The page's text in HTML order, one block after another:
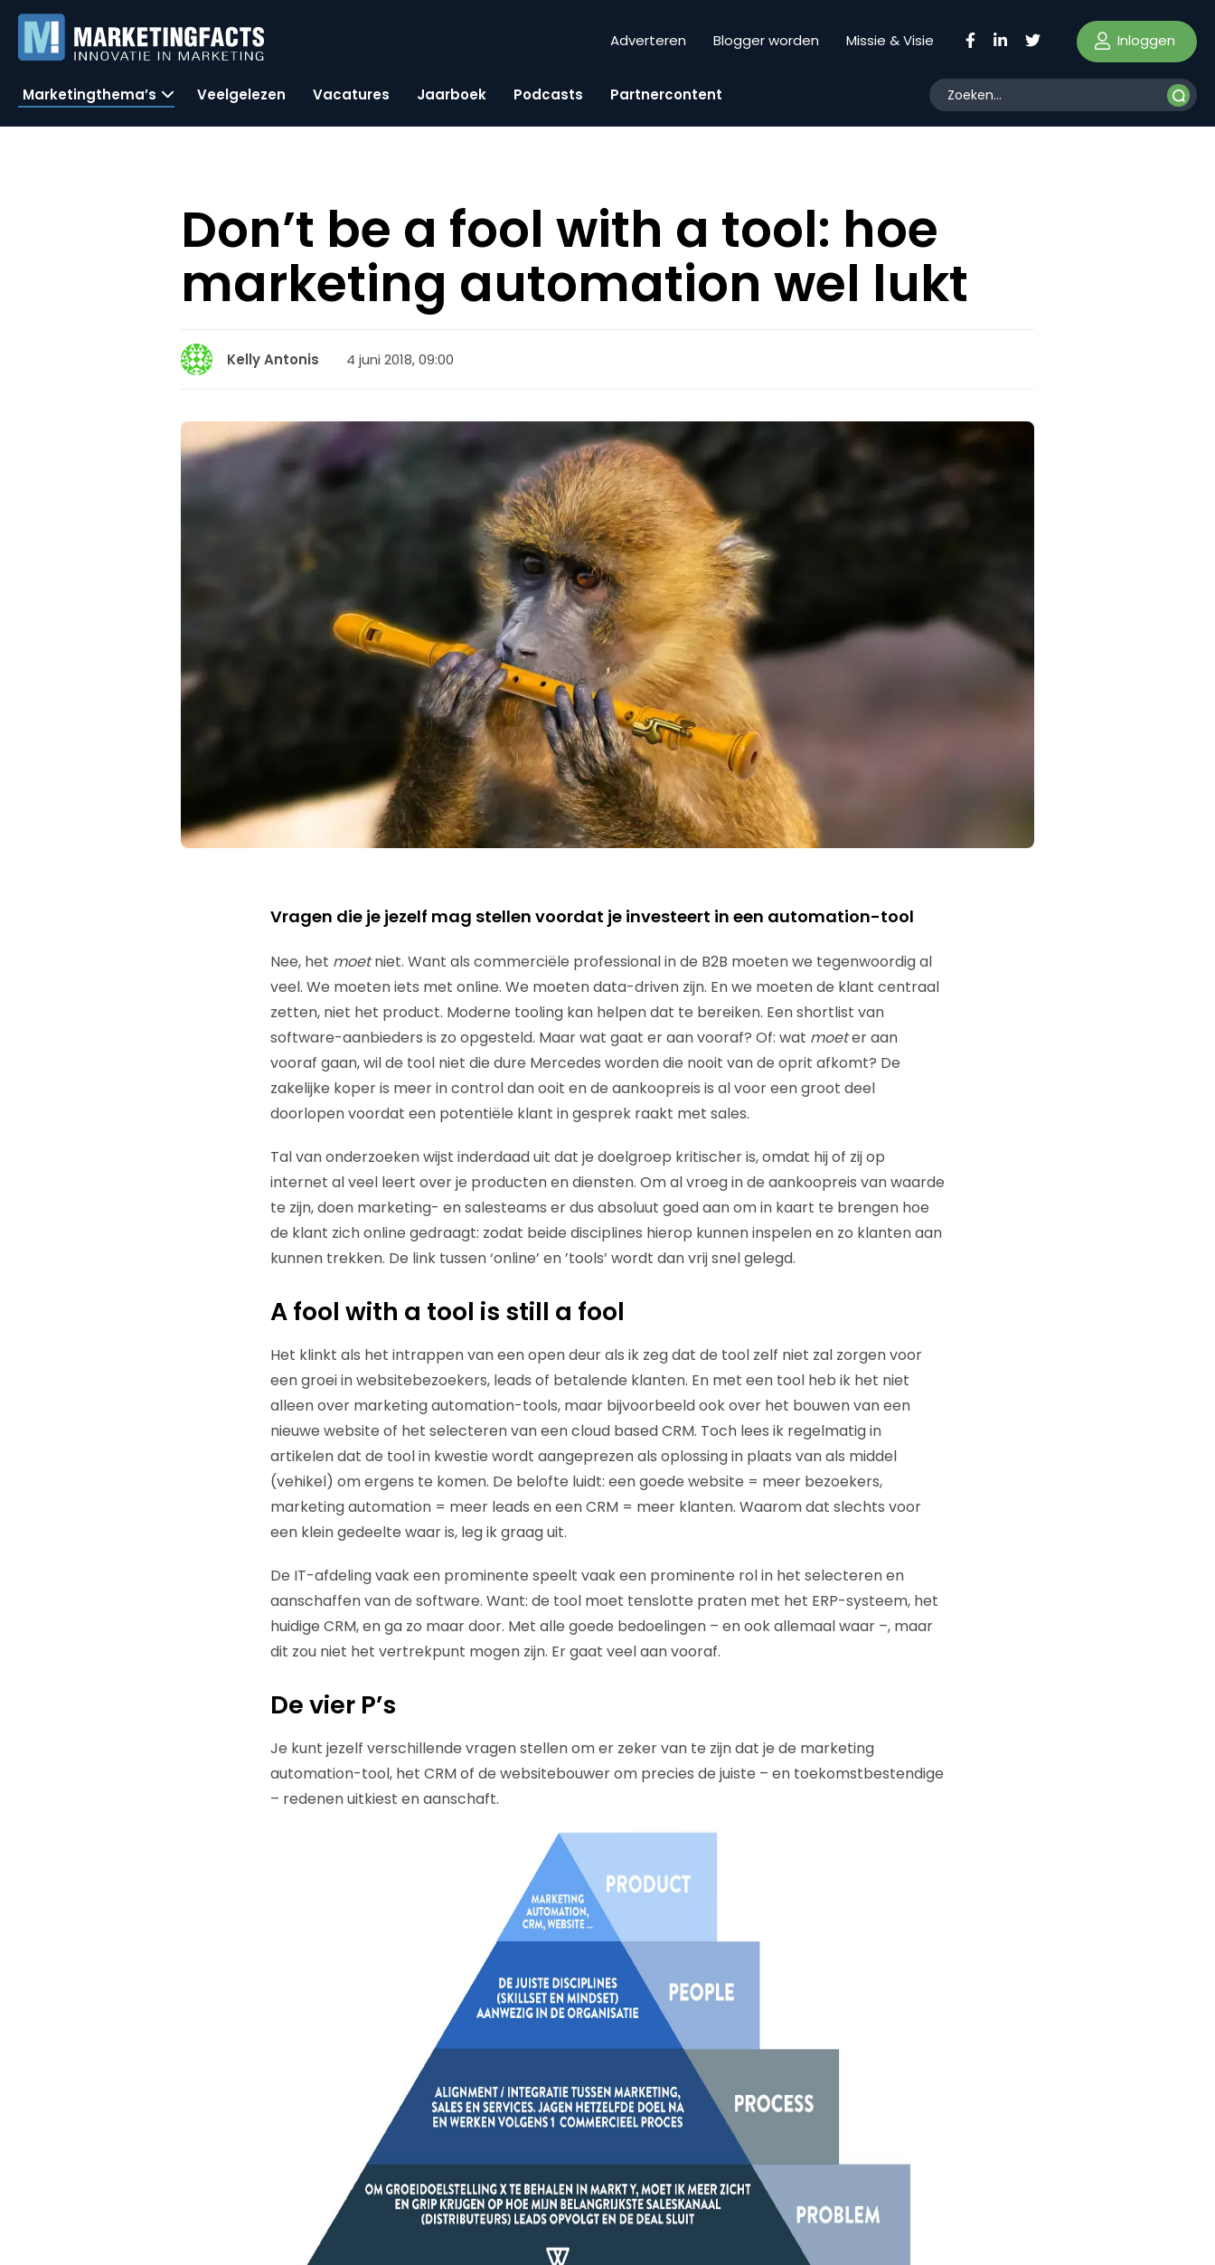
Adverteren Blogger worden Missie & Visie Inloggen
Marketingthema’s Veelgelezen Vacatures Jaarboek Podcasts Partnercontent
Don’t be a fool with a tool: hoe
marketing automation wel lukt
Kelly Antonis 4 juni 2018, 09:00
Vragen die je jezelf mag stellen voordat je investeert in een automation-tool
Nee, het moetniet. Want als commerciële professional in de B2B moeten we tegenwoordig al
veel. We moeten iets met online. We moeten data-driven zijn. En we moeten de klant centraal
zetten, niet het product. Moderne tooling kan helpen dat te bereiken. Een shortlist van
software-aanbieders is zo opgesteld. Maar wat gaat er aan vooraf? Of: wat moeter aan
vooraf gaan, wil de tool niet die dure Mercedes worden die nooit van de oprit afkomt? De
zakelijke koper is meer in control dan ooit en de aankoopreis is al voor een groot deel
doorlopen voordat een potentiële klant in gesprek raakt met sales.
Tal van onderzoeken wijst inderdaad uit dat je doelgroep kritischer is, omdat hij of zij op
internet al veel leert over je producten en diensten. Om al vroeg in de aankoopreis van waarde
te zijn, doen marketing- en salesteams er dus absoluut goed aan om in kaart te brengen hoe
de klant zich online gedraagt: zodat beide disciplines hierop kunnen inspelen en zo klanten aan
kunnen trekken. De link tussen ‘online’ en ’tools’ wordt dan vrij snel gelegd.
A fool with a tool is still a fool
Het klinkt als het intrappen van een open deur als ik zeg dat de tool zelf niet zal zorgen voor
een groei in websitebezoekers, leads of betalende klanten. En met een tool heb ik het niet
alleen over marketing automation-tools, maar bijvoorbeeld ook over het bouwen van een
nieuwe website of het selecteren van een cloud based CRM. Toch lees ik regelmatig in
artikelen dat de tool in kwestie wordt aangeprezen als oplossing in plaats van als middel
(vehikel) om ergens te komen. De belofte luidt: een goede website = meer bezoekers,
marketing automation = meer leads en een CRM = meer klanten. Waarom dat slechts voor
een klein gedeelte waar is, leg ik graag uit.
De IT-afdeling vaak een prominente speelt vaak een prominente rol in het selecteren en
aanschaffen van de software. Want: de tool moet tenslotte praten met het ERP-systeem, het
huidige CRM, en ga zo maar door. Met alle goede bedoelingen – en ook allemaal waar –, maar
dit zou niet het vertrekpunt mogen zijn. Er gaat veel aan vooraf.
De vier P’s
Je kunt jezelf verschillende vragen stellen om er zeker van te zijn dat je de marketing
automation-tool, het CRM of de websitebouwer om precies de juiste – en toekomstbestendige
– redenen uitkiest en aanschaft.